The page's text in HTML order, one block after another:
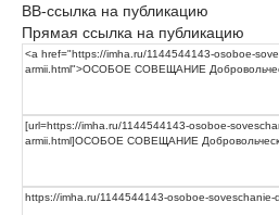
BB-ссылка на публикацию
Прямая ссылка на публикацию